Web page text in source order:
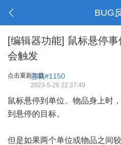
BUG
[编辑器功能] 鼠标悬停
会触发
点击重新加载总裁#1150
2023-5-26 22:37:49
鼠标悬停到单位、物品身上时
到悬停的目标。
但是如果两个单位或物品之间